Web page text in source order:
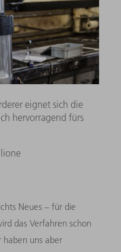
eignet sich die
hervorragend fürs
Neues – für die
das Verfahren schon
haben uns aber